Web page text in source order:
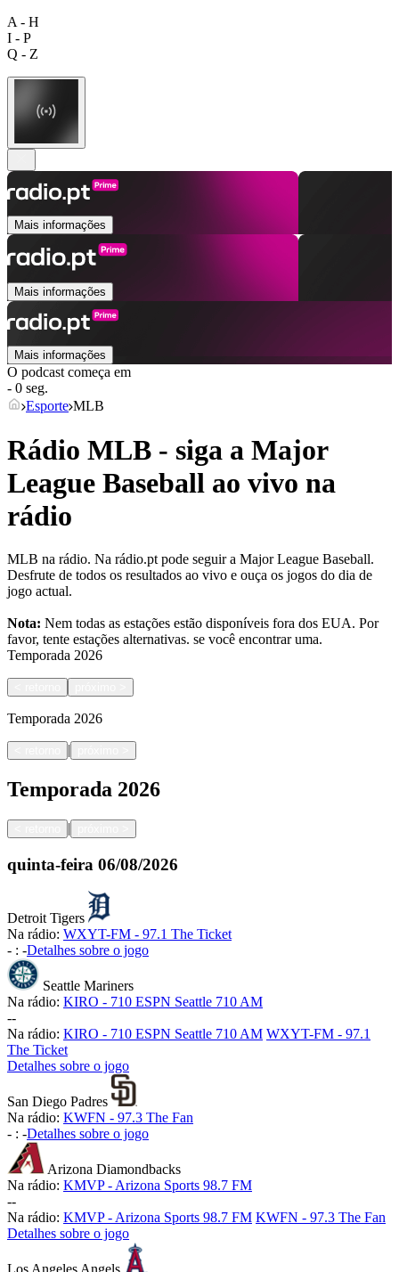
A - H
I - P
Q - Z
Mais informações
Mais informações
Mais informações
O podcast começa em
- 0 seg.
Esporte MLB
Rádio MLB - siga a Major
League Baseball ao vivo na
rádio
MLB na rádio. Na rádio.pt pode seguir a Major League Baseball.
Desfrute de todos os resultados ao vivo e ouça os jogos do dia de
jogo actual.
Nota: Nem todas as estações estão disponíveis fora dos EUA. Por
favor, tente estações alternativas. se você encontrar uma.
Temporada 2026
Temporada 2026
|
Temporada 2026
|
quinta-feira 06/08/2026
Detroit Tigers
Na rádio: WXYT-FM - 97.1 The Ticket
- : -Detalhes sobre o jogo
Seattle Mariners
Na rádio: KIRO - 710 ESPN Seattle 710 AM
--
Na rádio: KIRO - 710 ESPN Seattle 710 AM WXYT-FM - 97.1
The Ticket
Detalhes sobre o jogo
San Diego Padres
Na rádio: KWFN - 97.3 The Fan
- : -Detalhes sobre o jogo
Arizona Diamondbacks
Na rádio: KMVP - Arizona Sports 98.7 FM
--
Na rádio: KMVP - Arizona Sports 98.7 FM KWFN - 97.3 The Fan
Detalhes sobre o jogo